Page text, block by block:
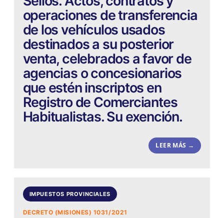
operaciones de transferencia
de los vehículos usados
destinados a su posterior
venta, celebrados a favor de
agencias o concesionarios
que estén inscriptos en
Registro de Comerciantes
Habitualistas. Su exención.
LEER MÁS →
IMPUESTOS PROVINCIALES
DECRETO (MISIONES) 1031/2021